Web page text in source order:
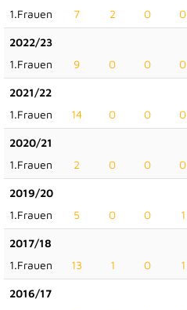
1.Frauen
7 2 0 0
2022/23
1.Frauen
9 0 0 0
2021/22
1.Frauen
14 0 0 0
2020/21
1.Frauen
2 0 0 0
2019/20
1.Frauen
5 0 0 1
2017/18
1.Frauen
13 1 0 1
2016/17